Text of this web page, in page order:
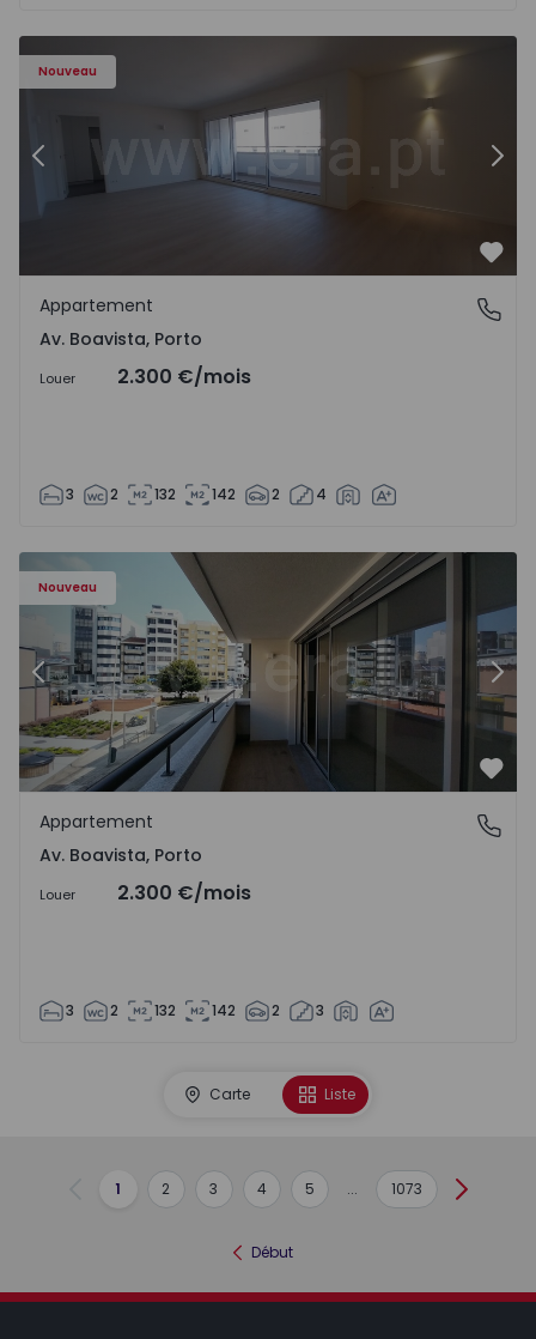
Nouveau
Appartement T3 Porto, Av. Boavista - 1575472 - 5
Précédent
Av. Boavista, Porto
Appartement
Av. Boavista, Porto
Louer 2.300 €/mois
3 2 132 142 2 4
Nouveau
Appartement T2 Porto, Av. Boavista - 1575454 - 7
Précédent
Av. Boavista, Porto
Appartement
Av. Boavista, Porto
Louer 2.300 €/mois
3 2 132 142 2 3
Carte Liste
Précédent
1 2 3 4 5 ... 1073 Suivant
Début